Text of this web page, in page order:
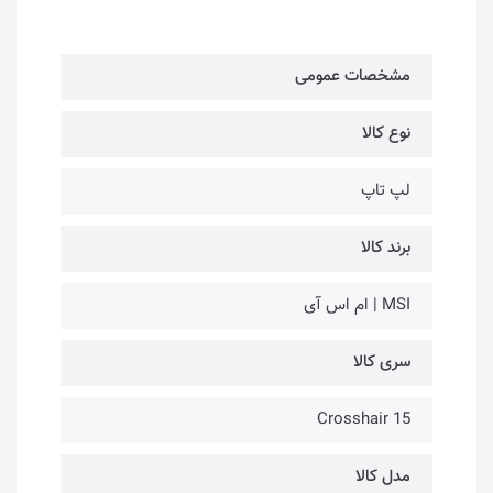
مشخصات عمومی
نوع کالا
لپ تاپ
برند کالا
MSI | ام اس آی
سری کالا
Crosshair 15
مدل کالا